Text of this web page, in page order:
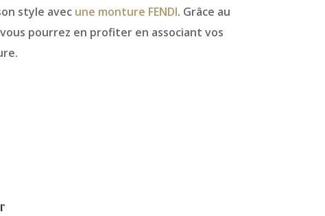
style avec une monture FENDI. Grâce au
pourrez en profiter en associant vos